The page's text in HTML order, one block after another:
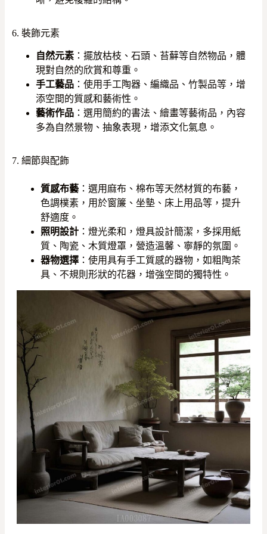
6. 裝飾元素
自然元素 ：擺放枯枝、石頭、苔蘚等自然物品，體
現對自然的欣賞和尊重。
手工藝品 ：使用手工陶器、編織品、竹製品等，增
添空間的質感和藝術性。
藝術作品 ：選用簡約的書法、繪畫等藝術品，內容
多為自然景物、抽象表現，增添文化氣息。
7. 細節與配飾
質感布藝 ：選用麻布、棉布等天然材質的布藝，
色調樸素，用於窗簾、坐墊、床上用品等，提升
舒適度。
照明設計 ：燈光柔和，燈具設計簡潔，多採用紙
質、陶瓷、木質燈罩，營造溫馨、寧靜的氛圍。
器物選擇 ：使用具有手工質感的器物，如粗陶茶
具、不規則形狀的花器，增強空間的獨特性。